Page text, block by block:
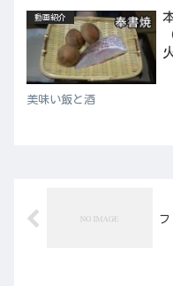
動画紹介
美味い飯と酒